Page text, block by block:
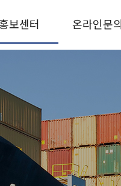
홍보센터 온라인문의